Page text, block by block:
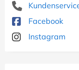
Facebook
Instagram